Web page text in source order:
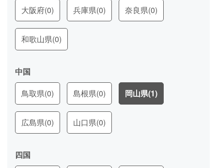
大阪府(0) 兵庫県(0) 奈良県(0)
和歌山県(0)
中国
鳥取県(0) 島根県(0) 岡山県(1)
広島県(0) 山口県(0)
四国